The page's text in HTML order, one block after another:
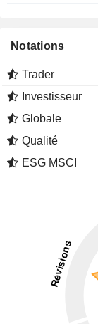
Notations
Trader
Investisseur
Globale
Qualité
ESG MSCI